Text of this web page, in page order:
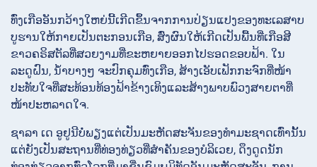
ທົ່ງເກືອອັນກວ້າງໃຫຍ່ນີ້ເກີດຂຶ້ນຈາກການປ່ຽນແປງຂອງທະເລສາບ
ບູຮານໃຫ້ກາຍເປັນຕະກອນເກືອ, ສົ່ງຜົນໃຫ້ເກີດເປັນພື້ນທີ່ເກືອສີ
ຂາວຄຣິສຕັລທີ່ສວຍງາມທີ່ຂະຫຍາຍອອກໄປຮອດຂອບຟ້າ. ໃນ
ລະດູຝົນ, ນ້ຳບາງໆ ຈະປົກຄຸມທົ່ງເກືອ, ສ້າງເອັບເຟັກກະຈົກທີ່ໜ້າ
ປະທັບໃຈທີ່ສະທ້ອນທ້ອງຟ້າຂ້າງເທິງແລະສ້າງພາບພົວງສາຍຕາທີ່
ໜ້າປະຫລາດໃຈ.
ຊາລາ ເດ ອູຢູນີບໍ່ພຽງແຕ່ເປັນມະຫັດສະຈັນຂອງທຳມະຊາດເທົ່ານັ້ນ
ແຕ່ຍັງເປັນສະຖານທີ່ທ່ອງທ່ຽວທີ່ສຳຄັນຂອງບໍລິເວຍ, ດຶງດູດນັກ